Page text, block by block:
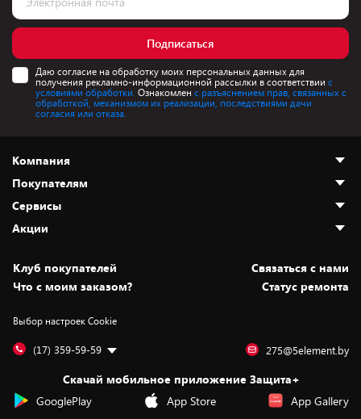
Подписаться
Даю согласие на обработку моих персональных данных для
получения рекламно-информационной рассылки в соответствии с
условиями обработки. Ознакомлен с разъяснением прав, связанных с
обработкой, механизмом их реализации, последствиями дачи
согласия или отказа.
Компания
О нас
Адреса магазинов
Новости
Статьи и обзоры
Вакансии
Дай пять добру!
Покупателям
Как сделать заказ
Оплата и доставка
Безналичный расчёт
Обмен и возврат товара
Обработка персональных данных
Подарочные карты
Сервисы
Установка техники
Для игровых консолей
Для мобильных устройств
Для компьютеров
Сервисные центры
Акции
Скидки и промокоды
Белорусские товары
Бонусы
Оплата частями
Новинки
Клуб покупателей
Cвязаться с нами
Что с моим заказом?
Статус ремонта
Выбор настроек Cookie
(17) 359-59-59 275@5element.by
Скачай мобильное приложение Защита+
GooglePlay
App Store App Gallery